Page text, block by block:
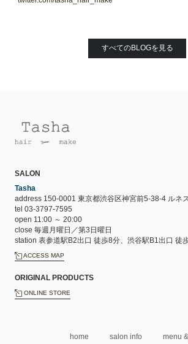
すべてのBLOGを見る
SALON
Tasha
address 150-0001 東京都渋谷区神宮前5-38-4 ルネ
tel 03-3797-7595
open 11:00 ～ 20:00
close 毎週月曜日／第3日曜日
station 表参道駅B2出口 徒歩8分、渋谷駅B1出口 徒
ACCESS MAP
ORIGINAL PRODUCTS
ONLINE STORE
home salon info menu